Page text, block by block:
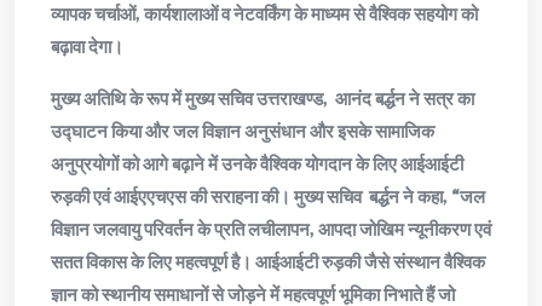
व्यापक चर्चाओं, कार्यशालाओं व नेटवर्किंग के माध्यम से वैश्विक सहयोग को
बढ़ावा देगा।
मुख्य अतिथि के रूप में मुख्य सचिव उत्तराखण्ड, आनंद बर्द्धन ने सत्र का
उद्घाटन किया और जल विज्ञान अनुसंधान और इसके सामाजिक
अनुप्रयोगों को आगे बढ़ाने में उनके वैश्विक योगदान के लिए आईआईटी
रुड़की एवं आईएएचएस की सराहना की। मुख्य सचिव बर्द्धन ने कहा, “जल
विज्ञान जलवायु परिवर्तन के प्रति लचीलापन, आपदा जोखिम न्यूनीकरण एवं
सतत विकास के लिए महत्वपूर्ण है। आईआईटी रुड़की जैसे संस्थान वैश्विक
ज्ञान को स्थानीय समाधानों से जोड़ने में महत्वपूर्ण भूमिका निभाते हैं जो